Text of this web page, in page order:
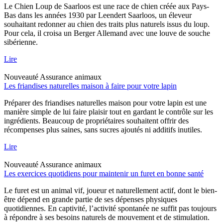
Le Chien Loup de Saarloos est une race de chien créée aux Pays-
Bas dans les années 1930 par Leendert Saarloos, un éleveur
souhaitant redonner au chien des traits plus naturels issus du loup.
Pour cela, il croisa un Berger Allemand avec une louve de souche
sibérienne.
Lire
Nouveauté Assurance animaux
Les friandises naturelles maison à faire pour votre lapin
Préparer des friandises naturelles maison pour votre lapin est une
manière simple de lui faire plaisir tout en gardant le contrôle sur les
ingrédients. Beaucoup de propriétaires souhaitent offrir des
récompenses plus saines, sans sucres ajoutés ni additifs inutiles.
Lire
Nouveauté Assurance animaux
Les exercices quotidiens pour maintenir un furet en bonne santé
Le furet est un animal vif, joueur et naturellement actif, dont le bien-
être dépend en grande partie de ses dépenses physiques
quotidiennes. En captivité, l’activité spontanée ne suffit pas toujours
à répondre à ses besoins naturels de mouvement et de stimulation.